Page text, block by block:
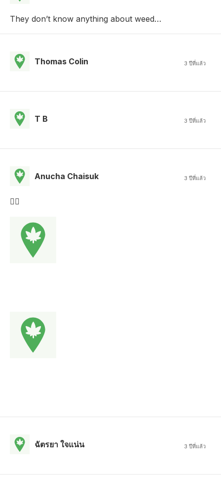
They don’t know anything about weed…
Thomas Colin 3 ปีที่แล้ว
T B 3 ปีที่แล้ว
Anucha Chaisuk 3 ปีที่แล้ว
👍🏼
ฉัตรยา ใจแน่น 3 ปีที่แล้ว